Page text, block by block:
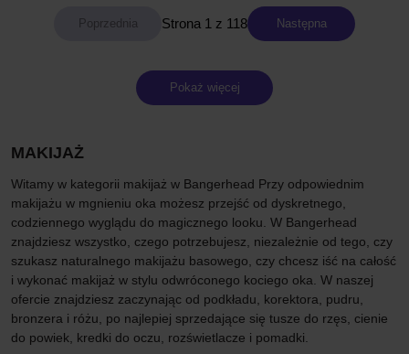
Strona 1 z 118 Następna
Pokaż więcej
MAKIJAŻ
Witamy w kategorii makijaż w Bangerhead Przy odpowiednim
makijażu w mgnieniu oka możesz przejść od dyskretnego,
codziennego wyglądu do magicznego looku. W Bangerhead
znajdziesz wszystko, czego potrzebujesz, niezależnie od tego, czy
szukasz naturalnego makijażu basowego, czy chcesz iść na całość
i wykonać makijaż w stylu odwróconego kociego oka. W naszej
ofercie znajdziesz zaczynając od podkładu, korektora, pudru,
bronzera i różu, po najlepiej sprzedające się tusze do rzęs, cienie
do powiek, kredki do oczu, rozświetlacze i pomadki.